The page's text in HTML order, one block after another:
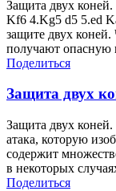
Защита двух
Kf6 4.Kg5 d5 5.ed
защите двух
получают опасную
Поделиться
Защита двух
Защита двух коней.
атака, которую
содержит
в некоторых
Поделиться